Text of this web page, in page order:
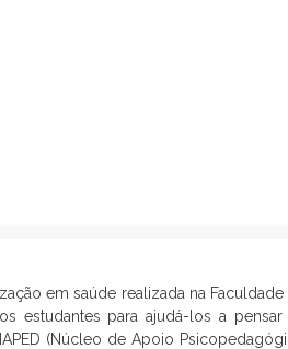
em saúde realizada na
estudantes para ajudá-los a
(Núcleo de Apoio